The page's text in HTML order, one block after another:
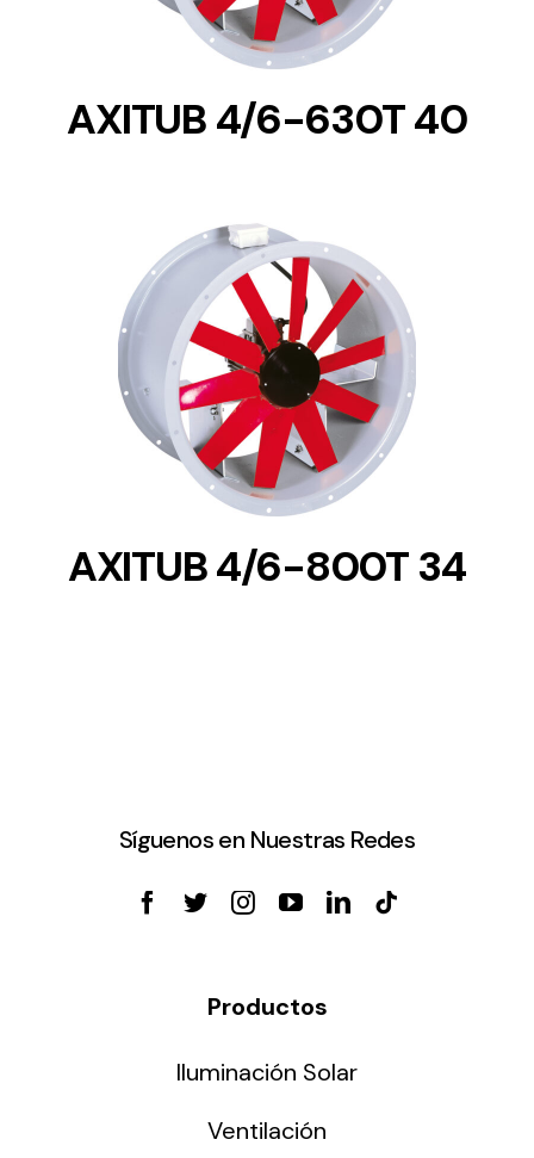
AXITUB 4/6-630T 40
DETAILS
AXITUB 4/6-800T 34
Síguenos en Nuestras Redes
Productos
Iluminación Solar
Ventilación